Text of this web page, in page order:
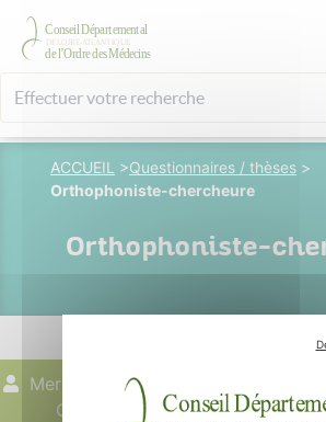
ACCUEIL >Questionnaires / thèses >
Orthophoniste-chercheure
Orthophoniste-
Mercier-d'Oléac
Céline